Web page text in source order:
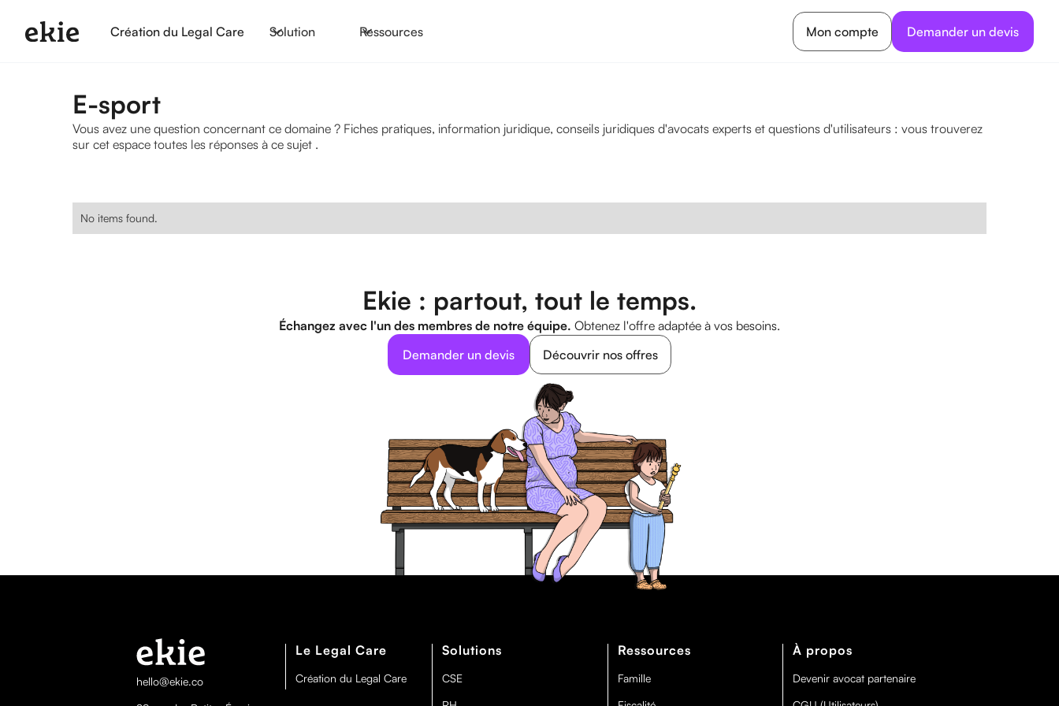
Création du Legal Care Solution Ressources Mon compte Demander un devis
E-sport
Vous avez une question concernant ce domaine ? Fiches pratiques, information juridique, conseils juridiques d'avocats experts et questions d'utilisateurs : vous trouverez
sur cet espace toutes les réponses à ce sujet .
No items found.
Ekie : partout, tout le temps.
Échangez avec l'un des membres de notre équipe. Obtenez l'offre adaptée à vos besoins.
Demander un devis
Découvrir nos offres
hello@ekie.co
Le Legal Care
Création du Legal Care
Solutions
CSE
Ressources
Famille
À propos
Devenir avocat partenaire